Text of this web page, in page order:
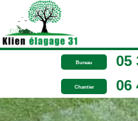
Bureau 05
Chantier 06